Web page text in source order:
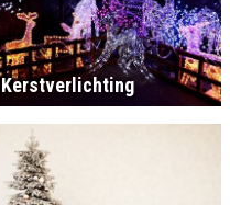
Kerstverlichting